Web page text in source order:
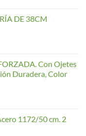
DE 38CM
Con Ojetes
Duradera, Color
1172/50 cm. 2